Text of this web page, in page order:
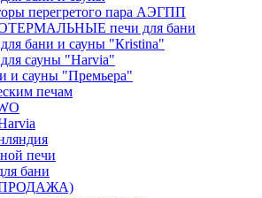
перегретого пара АЭГПП
печи для бани
бани и сауны "Кristina"
сауны "Harvia"
и сауны "Премьера"
печам
печи
бани